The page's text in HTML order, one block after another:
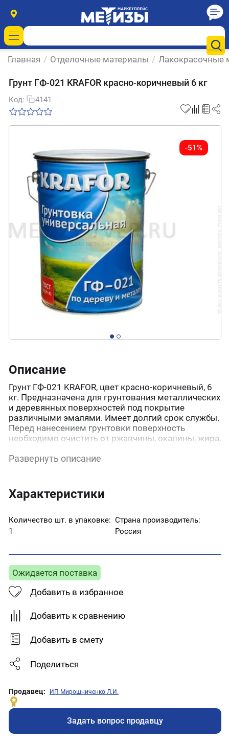
Главная / Отделочные материалы / Лакокрасочные
Грунт ГФ-021 KRAFOR красно-коричневый 6 кг
Код: 4141
-51%
Описание
Грунт ГФ-021 KRAFOR, цвет красно-коричневый, 6
кг. Предназначена для грунтования металлических
и деревянных поверхностей под покрытие
различными эмалями. Имеет долгий срок службы.
Перед нанесением грунтовки поверхность
необходимо очистить от ржавчины, окалины, жира,
поверхности – обезжирить уайт-спиритом и
Развернуть описание
Характеристики
Количество шт. в упаковке:
1
Страна производитель:
Россия
Ожидается поставка
Добавить в избранное
Добавить к сравнению
Добавить в смету
Поделиться
Продавец: ИП Мирошниченко Л.И.
Задать вопрос продавцу